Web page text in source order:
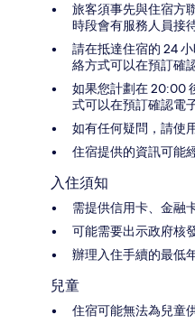
旅客須事先與住宿方
時段會有服務人員接
請在抵達住宿的 24
絡方式可以在預訂確
如果您計劃在 20:00
式可以在預訂確認電
如有任何疑問，請使
住宿提供的資訊可能
入住須知
需提供信用卡、金融
可能需要出示政府核
辦理入住手續的最低
兒童
住宿可能無法為兒童